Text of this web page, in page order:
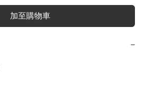
加至購物車
−